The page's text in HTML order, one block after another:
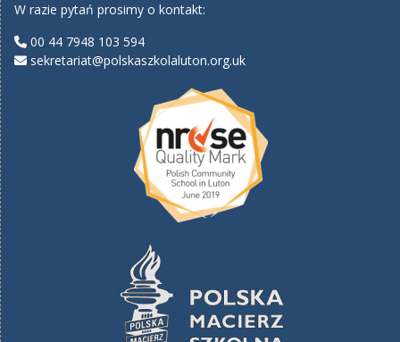
W razie pytań prosimy o kontakt:
00 44 7948 103 594
sekretariat@polskaszkolaluton.org.uk